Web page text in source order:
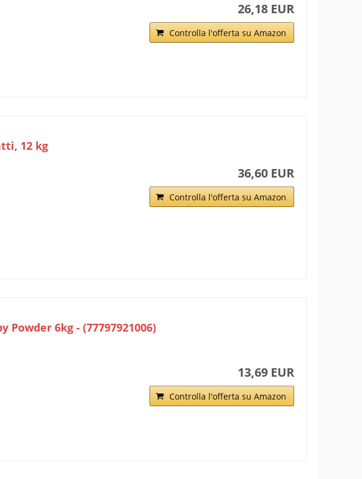
26,18 EUR
Controlla l'offerta su Amazon
12 kg
36,60 EUR
Controlla l'offerta su Amazon
Powder 6kg - (77797921006)
13,69 EUR
Controlla l'offerta su Amazon